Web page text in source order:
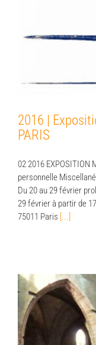
2016 |
2016 |
PARIS
02 2016 EXPOSITION
personnelle
Du 20 au 29 février
29 février à partir de
75011 Paris [...]